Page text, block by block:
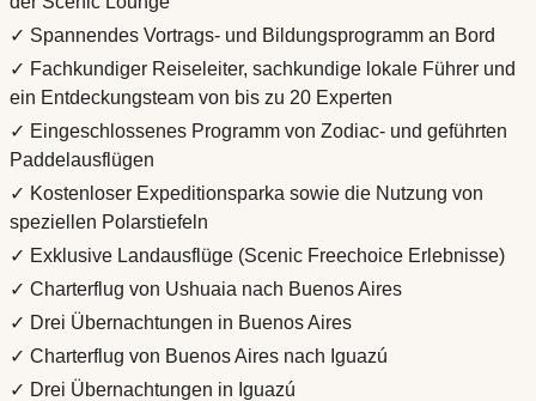
✓ Spannendes Vortrags- und Bildungsprogramm an Bord
✓ Fachkundiger Reiseleiter, sachkundige lokale Führer und
ein Entdeckungsteam von bis zu 20 Experten
✓ Eingeschlossenes Programm von Zodiac- und geführten
Paddelausflügen
✓ Kostenloser Expeditionsparka sowie die Nutzung von
speziellen Polarstiefeln
✓ Exklusive Landausflüge (Scenic Freechoice Erlebnisse)
✓ Charterflug von Ushuaia nach Buenos Aires
✓ Drei Übernachtungen in Buenos Aires
✓ Charterflug von Buenos Aires nach Iguazú
✓ Drei Übernachtungen in Iguazú